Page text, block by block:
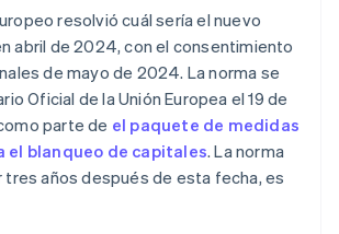
resolvió cuál sería el nuevo
abril de 2024, con el consentimiento
de mayo de 2024. La norma se
Oficial de la Unión Europea el 19 de
parte de el paquete de medidas
el blanqueo de capitales. La norma
tres años después de esta fecha, es